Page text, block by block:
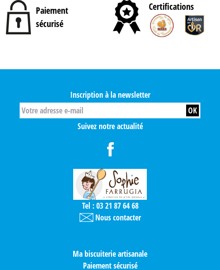
Paiement
sécurisé
Certifications
Tel : 03 21 87 64 68
Nous contacter
Ma biscuiterie artisanale
Paiement sécurisé
Inscription à la newsletter
Suivez notre actualité